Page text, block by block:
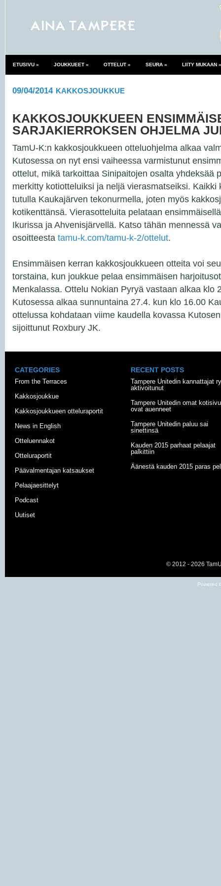
ETUSIVU » JOUKKUEET » OTTELUT » SEURA » LIITY MUKAAN »
09/04/2014 KAKKOSJOUKKUE
KAKKOSJOUKKUEEN
SARJAKIERROKSEN OHJELMA
TamU-K:n kakkosjoukkueen otteluohjelma alkaa
Kutosessa on nyt ensi vaiheessa varmistunut
ottelut, mikä tarkoittaa Sinipaitojen osalta yhdeksää
merkitty kotiotteluiksi ja neljä vierasmatseiksi. Kaikki
tutulla Kaukajärven tekonurmella, joten myös
kotikenttänsä. Vierasotteluita pelataan
Ikurissa ja Ahvenisjärvellä. Katso tähän mennessä
osoitteesta tamu-k.com/tamu-k-2/ottelut.
Ensimmäisen kerran kakkosjoukkueen otteita voi
torstaina, kun joukkue pelaa ensimmäisen
Menkalassa. Ottelu Nokian Pyryä vastaan alkaa klo
Kutosessa alkaa sunnuntaina 27.4. kun klo 16.00
ottelussa kohdataan viime kaudella kovassa
sijoittunut Roxbury JK.
CATEGORIES
From the Terraces
Kakkosjoukkue
Kakkosjoukkueen otteluraportit
News in English
Otteluennakot
Otteluraportit
Päävalmentajan katsaukset
Pelaajaesittelyt
Podcast
Uutiset
RECENT POSTS
Tampere Unitedin kannattajat
aktivoitunut
Tampere Unitedin omat
ovat auenneet
Tampere Unitedin paluu sai
sinettinsä
Kauden 2015 parhaat pelaajat
palkittiin
Äänestä kauden 2015 paras
© 2012 - 2026
Powered